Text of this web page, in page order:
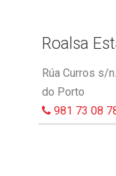
Roalsa
Rúa Curros s/
do Porto
981 73 08